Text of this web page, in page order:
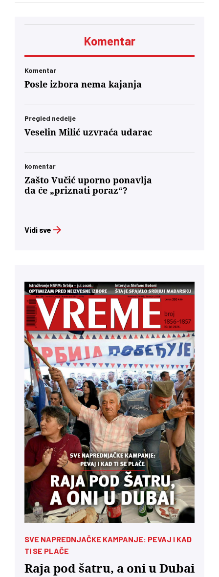
Kelemenu Hunoru u Rumuniji bila je jasna: ‘Sada
biti prijatno. Dobićete znatno manje novca pod
minuta bili lojalni, entuzijastični saučesnici
verovatno nositi veću političku težinu od glasa
Mađara u Subotici. To jeste politički škakljivo,
usidrena u 21. vek – svesno odvojena od
toksične prošlosti koja nam je trovala društvo
Komentar
Komentar
Posle izbora nema kajanja
Pregled nedelje
Veselin Milić uzvraća udarac
komentar
Zašto Vučić uporno ponavlja
da će „priznati poraz“?
Vidi sve
SVE NAPREDNJAČKE KAMPANJE: PEVAJ I KAD
TI SE PLAČE
Raja pod šatru, a oni u Dubai